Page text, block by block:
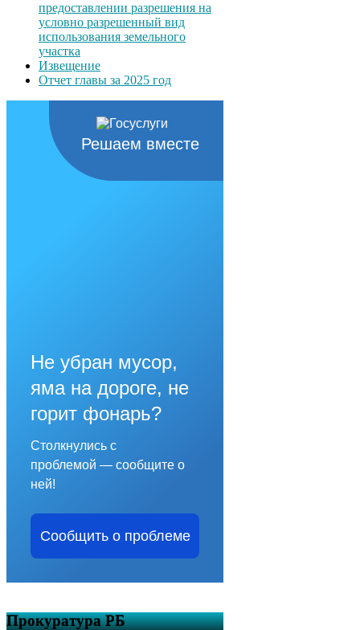
предоставлении разрешения на
условно разрешенный вид
использования земельного
участка
Извещение
Отчет главы за 2025 год
Решаем вместе
Не убран мусор,
яма на дороге, не
горит фонарь?
Столкнулись с
проблемой — сообщите о
ней!
Сообщить о проблеме
Прокуратура РБ